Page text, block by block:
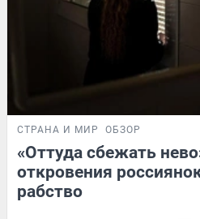
СТРАНА И МИР ОБЗОР
«Оттуда сбежать
откровения
рабство